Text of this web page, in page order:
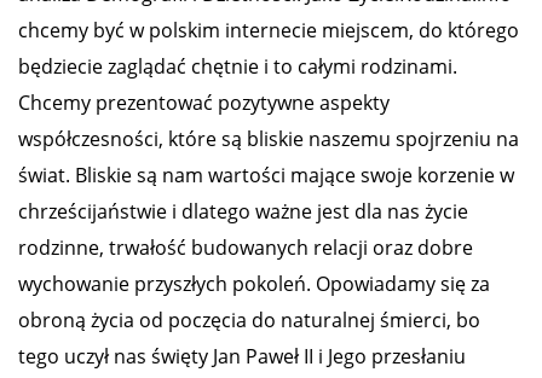
chcemy być w polskim internecie miejscem, do którego
będziecie zaglądać chętnie i to całymi rodzinami.
Chcemy prezentować pozytywne aspekty
współczesności, które są bliskie naszemu spojrzeniu na
świat. Bliskie są nam wartości mające swoje korzenie w
chrześcijaństwie i dlatego ważne jest dla nas życie
rodzinne, trwałość budowanych relacji oraz dobre
wychowanie przyszłych pokoleń. Opowiadamy się za
obroną życia od poczęcia do naturalnej śmierci, bo
tego uczył nas święty Jan Paweł II i Jego przesłaniu